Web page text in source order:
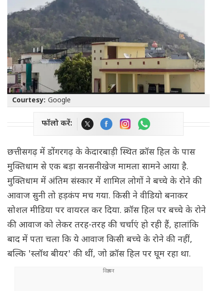
Courtesy: Google
फॉलो करें:
छत्तीसगढ़ में डोंगरगढ़ के केदारबाड़ी स्थित क्रॉस हिल के पास
मुक्तिधाम से एक बड़ा सनसनीखेज मामला सामने आया है.
मुक्तिधाम में अंतिम संस्कार में शामिल लोगों ने बच्चे के रोने की
आवाज सुनी तो हड़कंप मच गया. किसी ने वीडियो बनाकर
सोशल मीडिया पर वायरल कर दिया. क्रॉस हिल पर बच्चे के रोने
की आवाज को लेकर तरह-तरह की चर्चाएं हो रही हैं, हालांकि
बाद में पता चला कि ये आवाज किसी बच्चे के रोने की नह‌ीं,
बल्कि ‌'स्लॉथ बीयर' की थीं, जो क्रॉस हिल पर घूम रहा था.